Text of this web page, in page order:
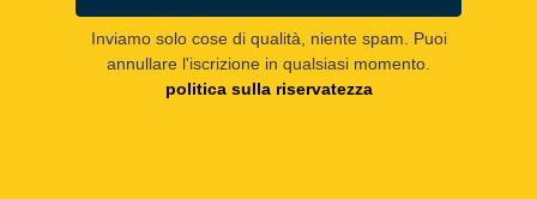
Inviamo solo cose di qualità, niente spam. Puoi
annullare l'iscrizione in qualsiasi momento.
politica sulla riservatezza